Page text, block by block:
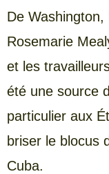
De
Rosemarie
et les
été une source
particulier aux
briser le blocus
Cuba.